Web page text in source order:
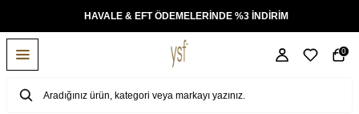
HAVALE & EFT ÖDEMELERİNDE %3 İNDİRİM
0